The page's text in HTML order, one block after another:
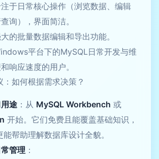
注于日常核心操作（浏览数据、编辑
询），界面简洁。
的批量数据编辑和导出功能。
平台下的MySQL日常开发与维
响应速度的用户。
：如何根据需求决策？
途 ：从 MySQL Workbench 或
开始。它们免费且能覆盖基础知识，
帮助理解数据库设计全貌。
管理 ：